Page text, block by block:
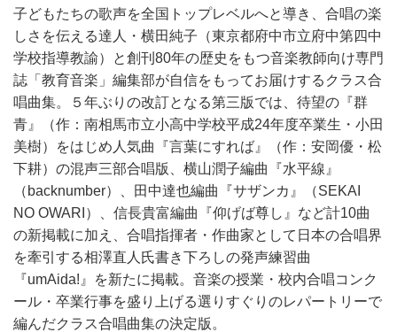
子どもたちの歌声を全国トップレベルへと導き、合唱の楽
しさを伝える達人・横田純子（東京都府中市立府中第四中
学校指導教諭）と創刊80年の歴史をもつ音楽教師向け専門
誌「教育音楽」編集部が自信をもってお届けするクラス合
唱曲集。５年ぶりの改訂となる第三版では、待望の『群
青』（作：南相馬市立小高中学校平成24年度卒業生・小田
美樹）をはじめ人気曲『言葉にすれば』（作：安岡優・松
下耕）の混声三部合唱版、横山潤子編曲『水平線』
（backnumber）、田中達也編曲『サザンカ』（SEKAI
NO OWARI）、信長貴富編曲『仰げば尊し』など計10曲
の新掲載に加え、合唱指揮者・作曲家として日本の合唱界
を牽引する相澤直人氏書き下ろしの発声練習曲
『umAida!』を新たに掲載。音楽の授業・校内合唱コンク
ール・卒業行事を盛り上げる選りすぐりのレパートリーで
編んだクラス合唱曲集の決定版。